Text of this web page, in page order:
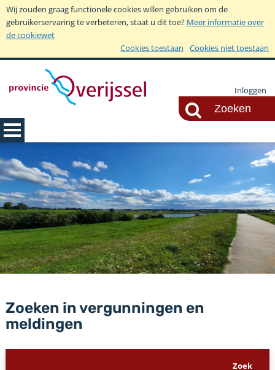
Wij zouden graag functionele cookies willen gebruiken om de
gebruikerservaring te verbeteren, staat u dit toe? Meer informatie over
de cookiewet
Cookies toestaan
Cookies niet toestaan
Inloggen
Zoeken in vergunningen en
meldingen